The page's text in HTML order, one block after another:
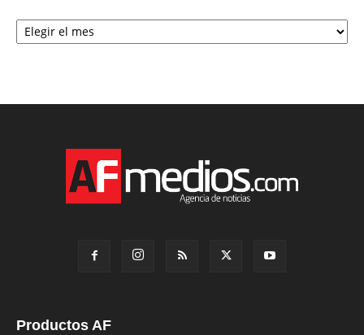
Archivo
Productos AF